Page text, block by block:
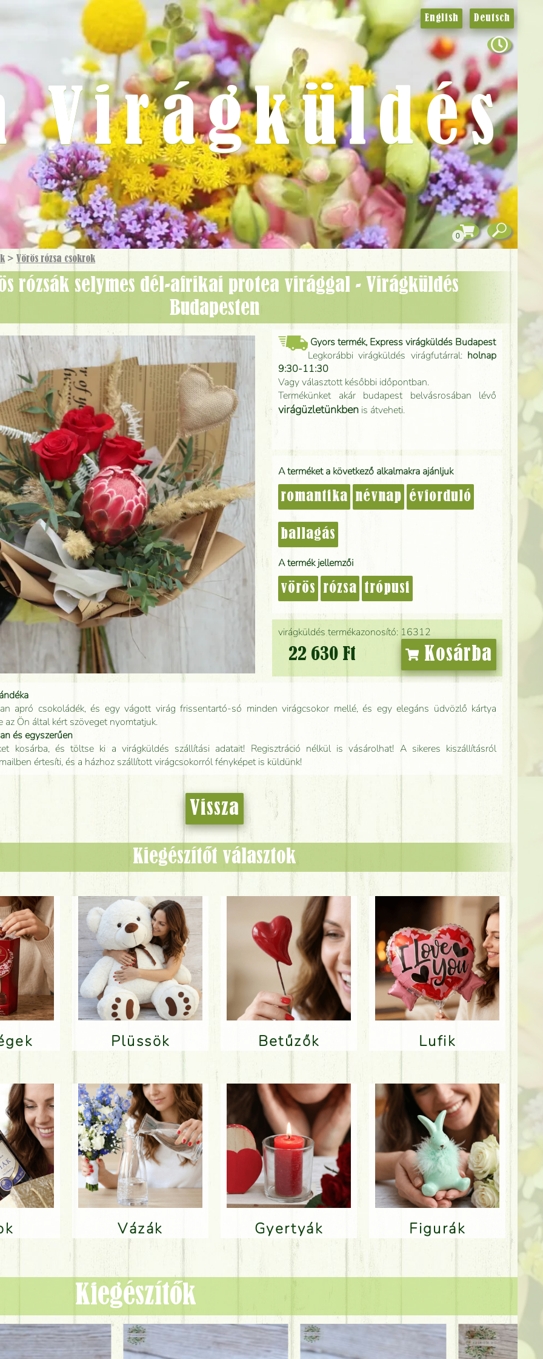
> Vörös rózsa csokrok
Budapesten
virágküldés termékazonosító: 16312
22 630 Ft Kosárba
Gyors termék, Express virágküldés Budapest
Legkorábbi virágküldés virágfutárral: holnap
9:30-11:30
Vagy választott későbbi időpontban.
Termékünket akár budapest belvásrosában lévő
virágüzletünkben is átveheti.
A terméket a következő alkalmakra ajánljuk
romantika névnap évforduló
ballagás
A termék jellemzői
vörös rózsa trópusi
apró csokoládék, és egy vágott virág frissentartó-só minden virágcsokor mellé, és egy elegáns üdvözlő kártya
az Ön által kért szöveget nyomtatjuk.
és egyszerűen
kosárba, és töltse ki a virágküldés szállítási adatait! Regisztráció nélkül is vásárolhat! A sikeres kiszállításról
értesíti, és a házhoz szállított virágcsokorról fényképet is küldünk!
Vissza
Kiegészítőt választok
Plüssök Betűzők Lufik
Vázák Gyertyák Figurák
English Deutsch
Virágküldés
0
Kiegészítők